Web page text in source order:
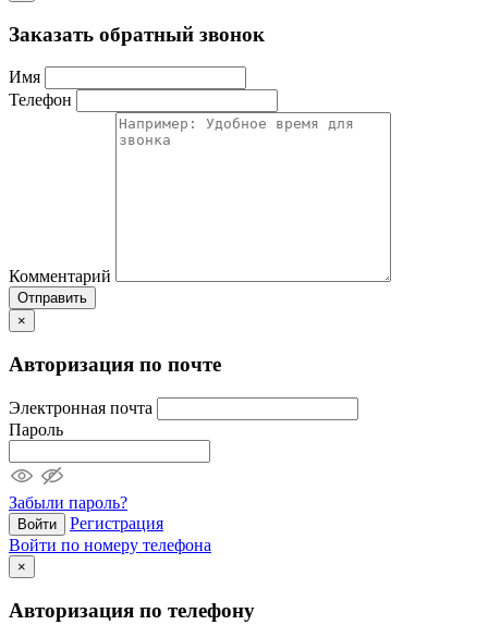
Заказать обратный звонок
Имя
Телефон
Комментарий
Отправить
×
Авторизация по почте
Электронная почта
Пароль
Забыли пароль?
Войти
Регистрация
Войти по номеру телефона
×
Авторизация по телефону